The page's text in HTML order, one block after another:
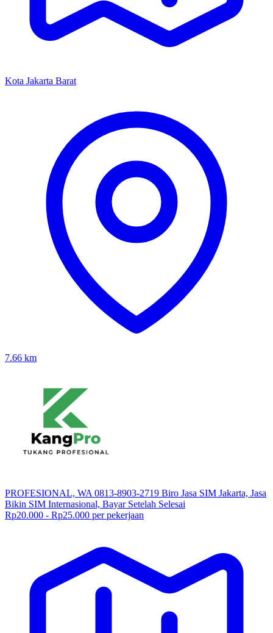
Kota Jakarta Barat
7.66 km
PROFESIONAL, WA 0813-8903-2719 Biro Jasa SIM Jakarta, Jasa
Bikin SIM Internasional, Bayar Setelah Selesai
Rp20.000 - Rp25.000 per pekerjaan